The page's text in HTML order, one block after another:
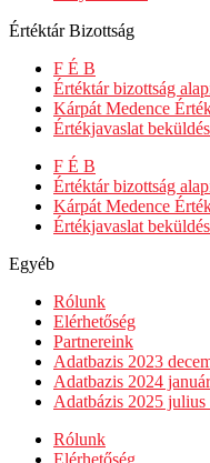
Értéktár Bizottság
F É B
Értéktár bizottság
Kárpát Medence
Értékjavaslat
F É B
Értéktár bizottság
Kárpát Medence
Értékjavaslat
Egyéb
Rólunk
Elérhetőség
Partnereink
Adatbazis 2023
Adatbazis 2024
Adatbázis 2025
Rólunk
Elérhetőség